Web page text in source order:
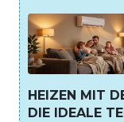
HEIZEN MIT
DIE IDEALE